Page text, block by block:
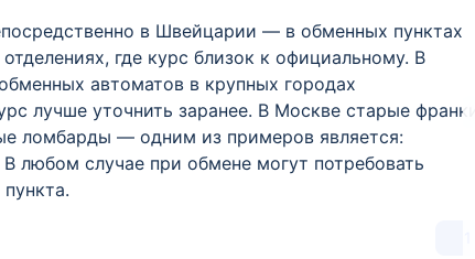
в Швейцарии — в обменных пунктах
где курс близок к официальному. В
автоматов в крупных городах
лучше уточнить заранее. В Москве старые
ломбарды — одним из примеров является:
любом случае при обмене могут потребовать